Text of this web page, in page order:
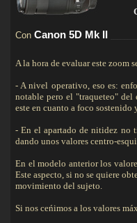
Con Canon 5D Mk
A la hora de evaluar este zoom
- A nivel operativo, eso es:
notable pero el "traqueteo" del
este en cuanto a foco sostenido
- En el apartado de nitidez no
dando unos valores centro-
En el modelo anterior los
Este aspecto, si no se quiere
movimiento del sujeto.
Si nos ceńimos a los valores